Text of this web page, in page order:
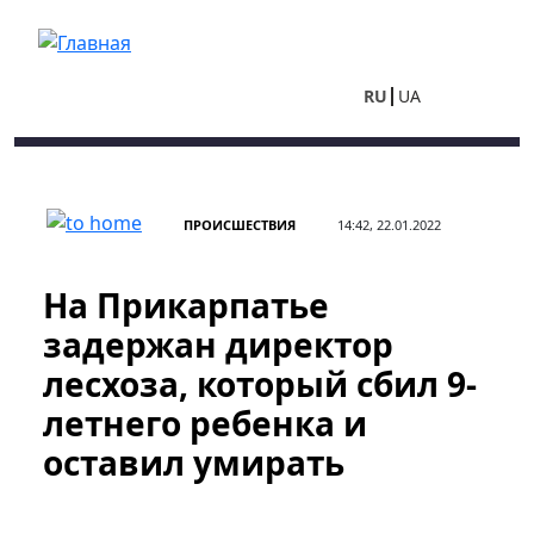
RU UA
ПРОИСШЕСТВИЯ 14:42, 22.01.2022
На Прикарпатье
задержан директор
лесхоза, который сбил 9-
летнего ребенка и
оставил умирать